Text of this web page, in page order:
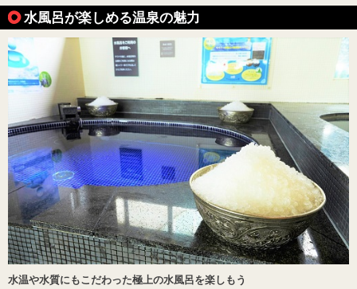
水風呂が楽しめる温泉の魅力
水温や水質にもこだわった極上の水風呂を楽しもう